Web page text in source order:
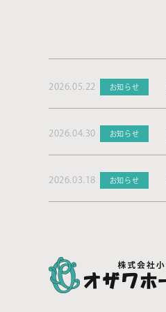
2026.05.22 お知らせ
2026.04.30 お知らせ
2026.03.18 お知らせ